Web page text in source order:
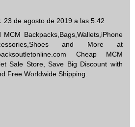
23 de agosto de 2019 a las 5:42
MCM Backpacks,Bags,Wallets,iPhone
and More at
Cheap MCM
Sale Store, Save Big Discount with
Free Worldwide Shipping.